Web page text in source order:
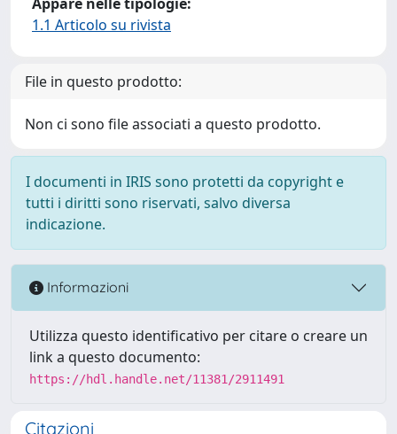
1.1 Articolo su rivista
File in questo prodotto:
Non ci sono file associati a questo prodotto.
I documenti in IRIS sono protetti da copyright e
tutti i diritti sono riservati, salvo diversa
indicazione.
Informazioni
Utilizza questo identificativo per citare o creare un
link a questo documento:
https://hdl.handle.net/11381/2911491
Citazioni